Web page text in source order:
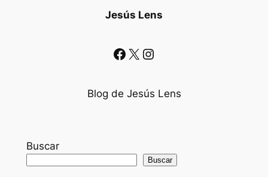
Jesús Lens
Facebook X Instagram
Blog de Jesús Lens
Buscar
Buscar